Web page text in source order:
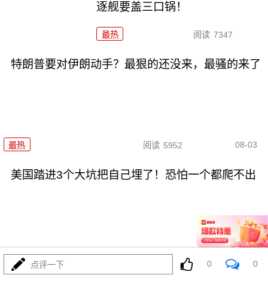
逐舰要盖三口锅！
最热 阅读 7347
特朗普要对伊朗动手？最狠的还没来，最骚的来了
最热 阅读 5952 08-03
美国踏进3个大坑把自己埋了！恐怕一个都爬不出
最热 阅读 17254
点评一下 0 0